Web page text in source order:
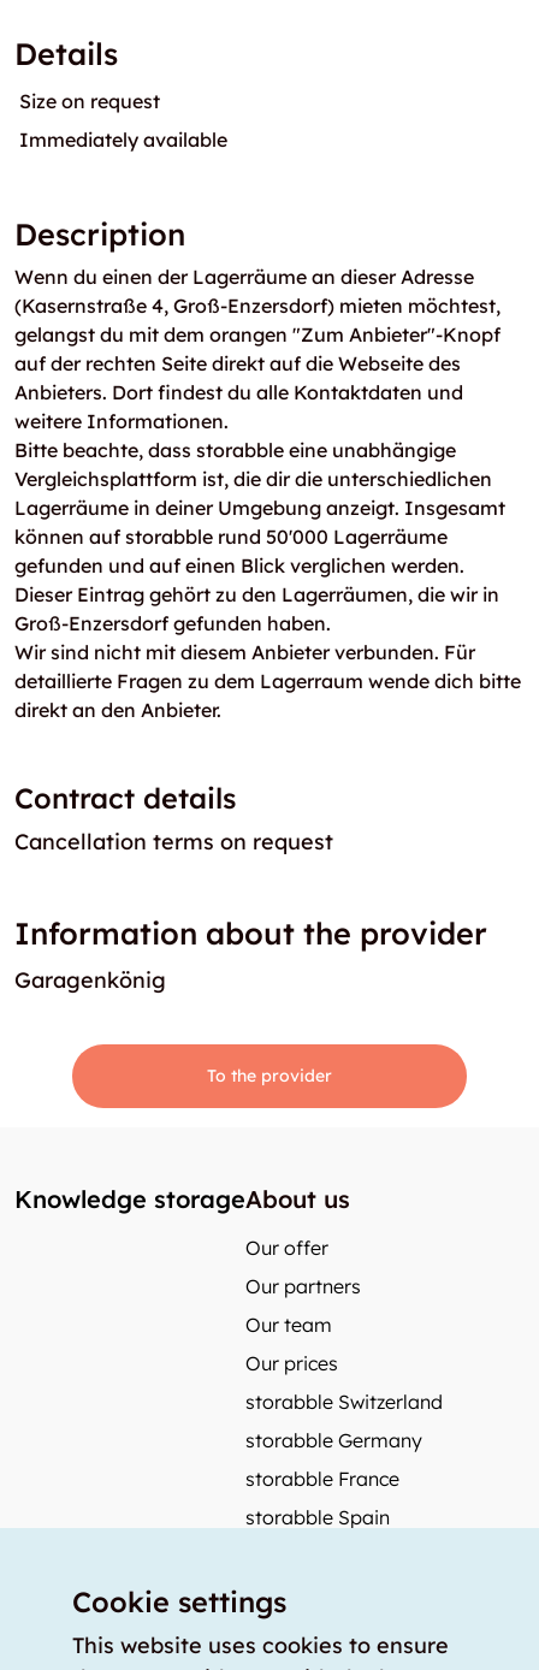
Details
Size on request
Immediately available
Description
Wenn du einen der Lagerräume an dieser Adresse
(Kasernstraße 4, Groß-Enzersdorf) mieten möchtest,
gelangst du mit dem orangen "Zum Anbieter"-Knopf
auf der rechten Seite direkt auf die Webseite des
Anbieters. Dort findest du alle Kontaktdaten und
weitere Informationen.
Bitte beachte, dass storabble eine unabhängige
Vergleichsplattform ist, die dir die unterschiedlichen
Lagerräume in deiner Umgebung anzeigt. Insgesamt
können auf storabble rund 50'000 Lagerräume
gefunden und auf einen Blick verglichen werden.
Dieser Eintrag gehört zu den Lagerräumen, die wir in
Groß-Enzersdorf gefunden haben.
Wir sind nicht mit diesem Anbieter verbunden. Für
detaillierte Fragen zu dem Lagerraum wende dich bitte
direkt an den Anbieter.
Contract details
Cancellation terms on request
Information about the provider
Garagenkönig
To the provider
Knowledge storageAbout us
Our offer
Our partners
Our team
Our prices
storabble Switzerland
storabble Germany
storabble France
storabble Spain
Press coverage
Cookie settings
This website uses cookies to ensure